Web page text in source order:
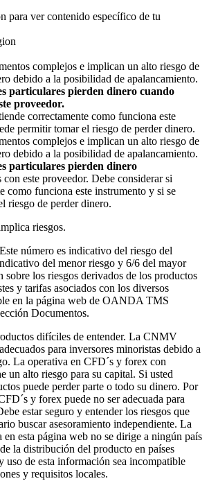
para ver contenido específico de tu
complejos e implican un alto riesgo de
debido a la posibilidad de apalancamiento.
particulares pierden dinero cuando
proveedor.
correctamente como funciona este
permitir tomar el riesgo de perder dinero.
complejos e implican un alto riesgo de
debido a la posibilidad de apalancamiento.
particulares pierden dinero
este proveedor. Debe considerar si
como funciona este instrumento y si se
riesgo de perder dinero.
riesgos.
número es indicativo del riesgo del
del menor riesgo y 6/6 del mayor
los riesgos derivados de los productos
y tarifas asociados con los diversos
en la página web de OANDA TMS
Documentos.
difíciles de entender. La CNMV
para inversores minoristas debido a
La operativa en CFD´s y forex con
un alto riesgo para su capital. Si usted
puede perder parte o todo su dinero. Por
y forex puede no ser adecuada para
estar seguro y entender los riesgos que
buscar asesoramiento independiente. La
esta página web no se dirige a ningún país
la distribución del producto en países
uso de esta información sea incompatible
y requisitos locales.